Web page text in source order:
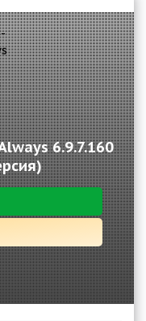
6.9.7.160